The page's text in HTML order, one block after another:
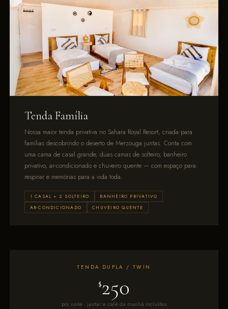
Tenda Família
Nossa maior tenda privativa no Sahara Royal Resort, criada para
famílias descobrindo o deserto de Merzouga juntas. Conta com
uma cama de casal grande, duas camas de solteiro, banheiro
privativo, ar-condicionado e chuveiro quente — com espaço para
respirar e memórias para a vida toda.
1 CASAL + 2 SOLTEIRO
BANHEIRO PRIVATIVO
AR-CONDICIONADO
CHUVEIRO QUENTE
TENDA DUPLA / TWIN
$250
por noite · jantar e café da manhã incluídos